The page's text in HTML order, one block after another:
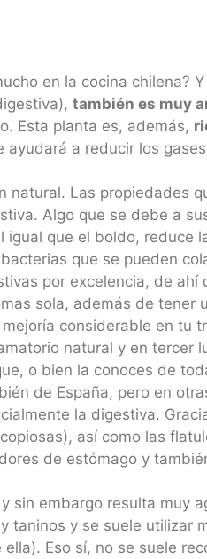
en la cocina chilena?
también es muy
Esta planta es, además,
a reducir los
natural. Las propiedades
Algo que se debe a
que el boldo, reduce
que se pueden
por excelencia, de
sola, además de
considerable en tu
natural y en tercer
o bien la conoces de
de España, pero en
la digestiva.
así como las
de estómago y
sin embargo resulta muy
taninos y se suele utilizar
Eso sí, no se suele